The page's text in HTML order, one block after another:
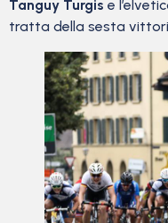
Tanguy Turgis e
tratta della sesta